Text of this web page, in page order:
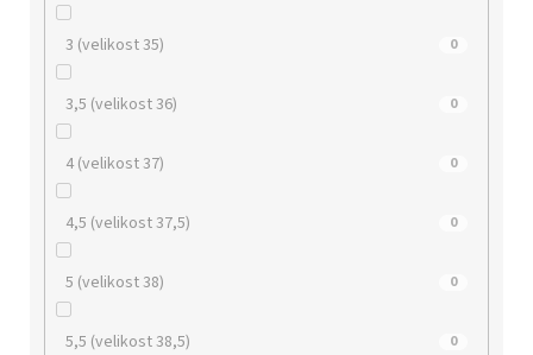
3 (velikost 35) 0
3,5 (velikost 36) 0
4 (velikost 37) 0
4,5 (velikost 37,5) 0
5 (velikost 38) 0
5,5 (velikost 38,5) 0